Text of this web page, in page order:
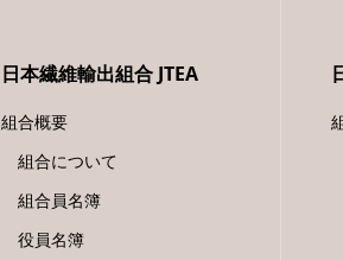
日本繊維輸出組合 JTEA
組合概要
組合について
組合員名簿
役員名簿